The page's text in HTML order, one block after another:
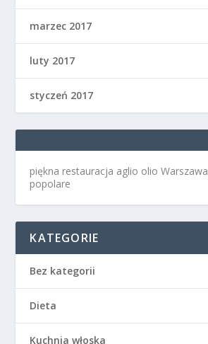
marzec 2017
luty 2017
styczeń 2017
piękna restauracja aglio olio Warszawa
popolare
KATEGORIE
Bez kategorii
Dieta
Kuchnia włoska